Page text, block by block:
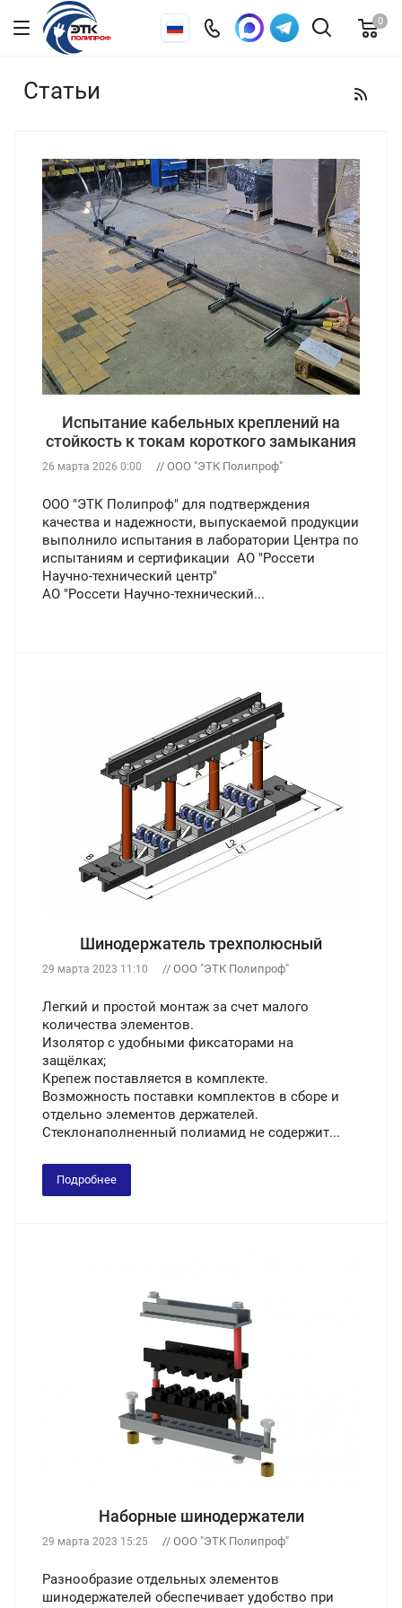
0
Статьи
Испытание кабельных креплений на
стойкость к токам короткого замыкания
26 марта 2026 0:00 // ООО "ЭТК Полипроф"
ООО "ЭТК Полипроф" для подтверждения
качества и надежности, выпускаемой продукции
выполнило испытания в лаборатории Центра по
испытаниям и сертификации АО "Россети
Научно-технический центр"
АО "Россети Научно-технический...
Шинодержатель трехполюсный
29 марта 2023 11:10 // ООО "ЭТК Полипроф"
Легкий и простой монтаж за счет малого
количества элементов.
Изолятор с удобными фиксаторами на
защёлках;
Крепеж поставляется в комплекте.
Возможность поставки комплектов в сборе и
отдельно элементов держателей.
Стеклонаполненный полиамид не содержит...
Подробнее
Наборные шинодержатели
29 марта 2023 15:25 // ООО "ЭТК Полипроф"
Разнообразие отдельных элементов
шинодержателей обеспечивает удобство при